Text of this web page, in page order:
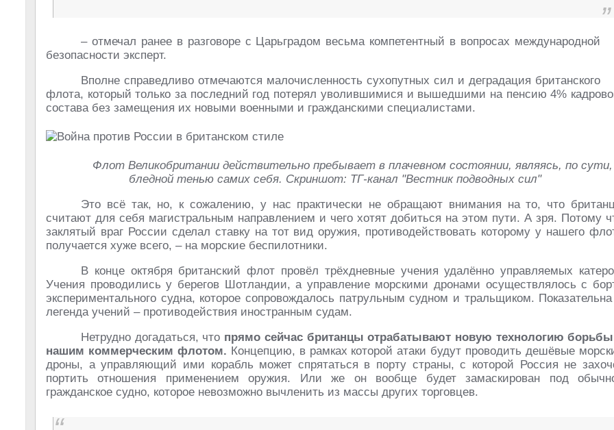
– отмечал ранее в разговоре с Царьградом весьма компетентный в вопросах международной
безопасности эксперт.
Вполне справедливо отмечаются малочисленность сухопутных сил и деградация британского
флота, который только за последний год потерял уволившимися и вышедшими на пенсию 4%
состава без замещения их новыми военными и гражданскими специалистами.
Флот Великобритании действительно пребывает в плачевном состоянии, являясь, по сути,
бледной тенью самих себя. Скриншот: ТГ-канал "Вестник подводных сил"
Это всё так, но, к сожалению, у нас практически не обращают внимания на то, что
считают для себя магистральным направлением и чего хотят добиться на этом пути. А зря. Потому
заклятый враг России сделал ставку на тот вид оружия, противодействовать которому у нашего
получается хуже всего, – на морские беспилотники.
В конце октября британский флот провёл трёхдневные учения удалённо управляемых
Учения проводились у берегов Шотландии, а управление морскими дронами осуществлялось с
экспериментального судна, которое сопровождалось патрульным судном и тральщиком.
легенда учений – противодействия иностранным судам.
Нетрудно догадаться, что прямо сейчас британцы отрабатывают новую технологию
нашим коммерческим флотом. Концепцию, в рамках которой атаки будут проводить дешёвые
дроны, а управляющий ими корабль может спрятаться в порту страны, с которой Россия не
портить отношения применением оружия. Или же он вообще будет замаскирован под
гражданское судно, которое невозможно вычленить из массы других торговцев.